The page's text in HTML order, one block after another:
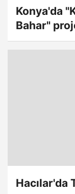
Konya'da
Bahar"
Hacılar'da